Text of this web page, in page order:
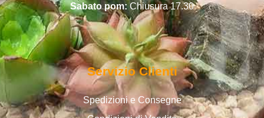
Sabato pom:Chiusura 17.30
Servizio Clienti
Spedizioni e Consegne